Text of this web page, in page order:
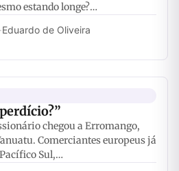
estando longe?…
·Eduardo de Oliveira
chegou a Erromango,
Comerciantes europeus já
Sul,…